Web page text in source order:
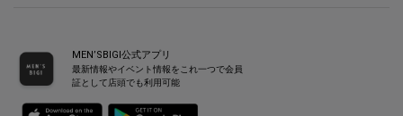
MEN’SBIGI公式アプリ
最新情報やイベント情報をこれ一つで会員
証として店頭でも利用可能